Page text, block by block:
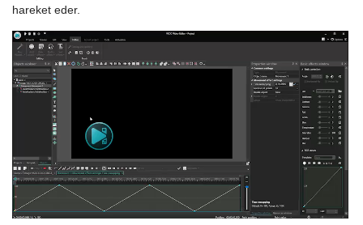
hareket eder.